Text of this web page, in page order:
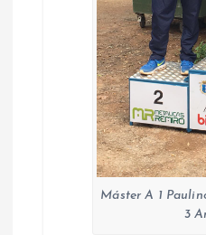
Máster A 1
3